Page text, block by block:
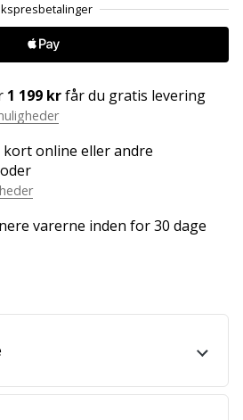
1 199 krfår du gratis levering
kort online eller andre
varerne inden for 30 dage